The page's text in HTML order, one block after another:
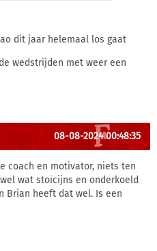
dit jaar helemaal los gaat
wedstrijden met weer een
08-08-2024 00:48:35
coach en motivator, niets ten
wat stoïcijns en onderkoeld
Brian heeft dat wel. Is een